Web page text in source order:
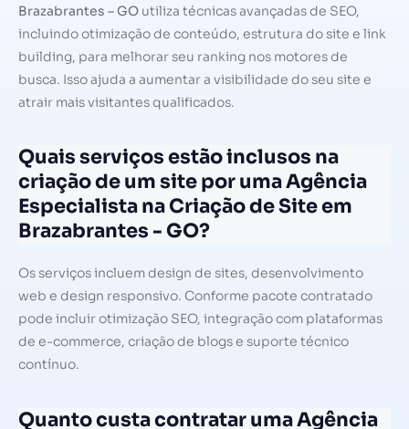
Brazabrantes – GO utiliza técnicas avançadas de SEO,
incluindo otimização de conteúdo, estrutura do site e link
building, para melhorar seu ranking nos motores de
busca. Isso ajuda a aumentar a visibilidade do seu site e
atrair mais visitantes qualificados.
Quais serviços estão inclusos na
criação de um site por uma Agência
Especialista na Criação de Site em
Brazabrantes - GO?
Os serviços incluem design de sites, desenvolvimento
web e design responsivo. Conforme pacote contratado
pode incluir otimização SEO, integração com plataformas
de e-commerce, criação de blogs e suporte técnico
contínuo.
Quanto custa contratar uma Agência